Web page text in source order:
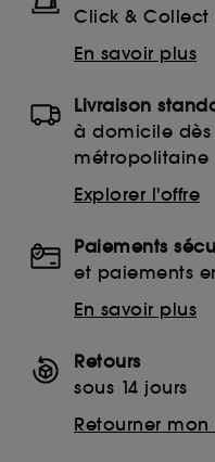
Click & Collect
En savoir plus
Livraison
à domicile dès
métropolitaine
Explorer l'offre
Paiements
et paiements
En savoir plus
Retours
sous 14 jours
Retourner